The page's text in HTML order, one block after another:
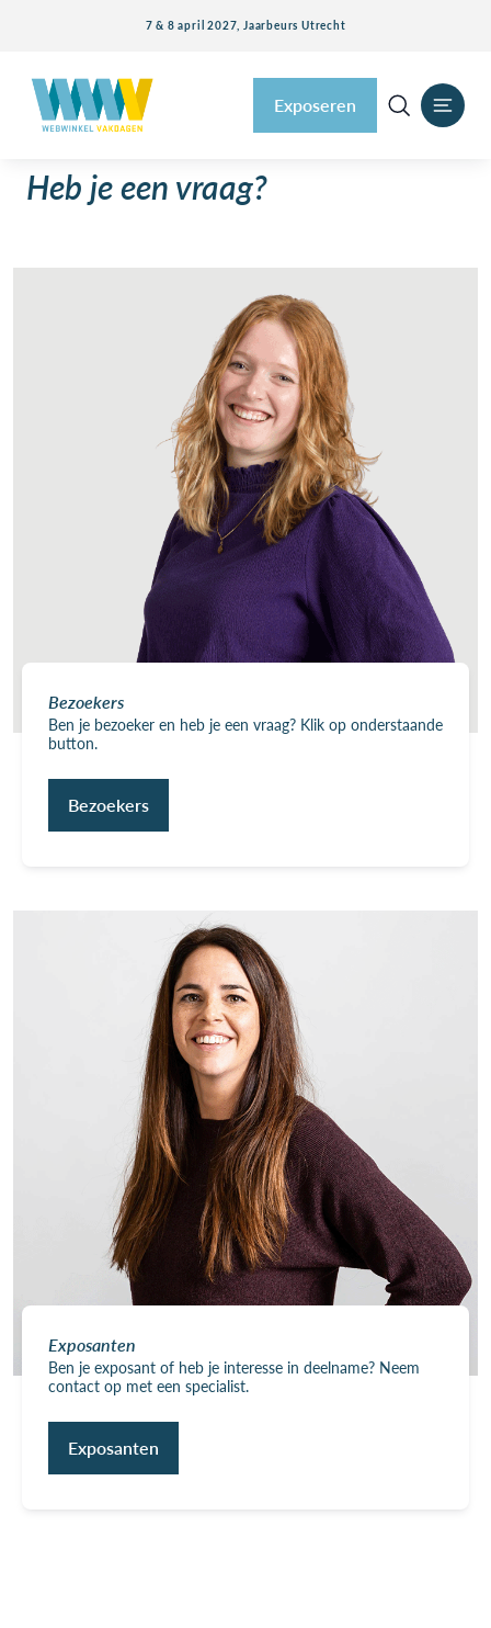
7 & 8 april 2027, Jaarbeurs Utrecht
Exposeren
Heb je een vraag?
Bezoekers
Ben je bezoeker en heb je een vraag? Klik op onderstaande
button.
Bezoekers
Exposanten
Ben je exposant of heb je interesse in deelname? Neem
contact op met een specialist.
Exposanten